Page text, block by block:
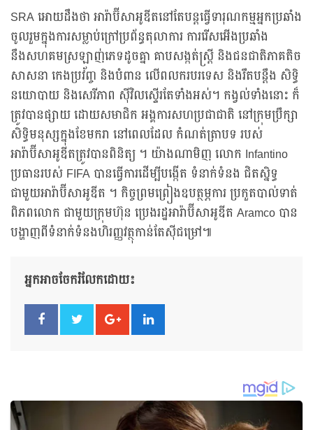
SRA អោយដឹងថា អារ៉ាប៊ីសាអូឌីតនៅតែបន្តធ្វើទារុណកម្មអ្នកប្រឆាំង
ចូលរួមក្នុងការសម្លាប់ក្រៅប្រព័ន្ធតុលាការ ការរើសអើងប្រឆាំង
នឹងសហគមស្រឡាញ់ភេទដូចគ្នា គាបសង្កត់ស្ត្រី និងជនជាតិភាគតិច
សាសនា កេងប្រវ័ញ្ច និងបំពាន លើពលករបរទេស និងរឹតបន្តឹង សិទ្ធិ
នយោបាយ និងសេរីភាព ស៊ីវិលស្ទើរតែទាំងអស់។ កង្វល់ទាំងនោះ ក៏
ត្រូវបានផ្សាយ ដោយសមាជិក អង្គការសហប្រជាជាតិ នៅក្រុមប្រឹក្សា
សិទ្ធិមនុស្សក្នុងខែមករា នៅពេលដែល កំណត់ត្រាបទ របស់
អារ៉ាប៊ីសាអូឌីតត្រូវបានពិនិត្យ ។ យ៉ាងណាមិញ លោក Infantino
ប្រធានរបស់ FIFA បានធ្វើការដើម្បីបង្កើត ទំនាក់ទំនង ជិតស្និទ្ធ
ជាមួយអារ៉ាប៊ីសាអូឌីត ។ កិច្ចព្រមព្រៀងឧបត្ថម្ភការ ប្រកួតបាល់ទាត់
ពិភពលោក ជាមួយក្រុមហ៊ុន ប្រេងរដ្ឋអារ៉ាប៊ីសាអូឌីត Aramco បាន
បង្ហាញពីទំនាក់ទំនងហិរញ្ញវត្ថុកាន់តែស៊ីជម្រៅ៕
អ្នកអាចចែករំលែកដោយ៖